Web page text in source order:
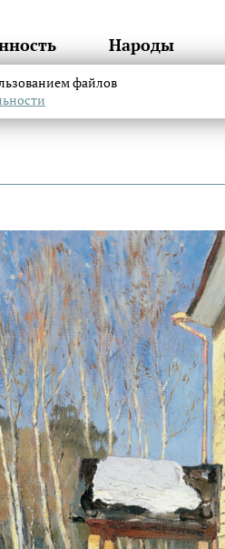
Народы
файлов